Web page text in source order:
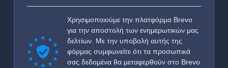
Χρησιμοποιούμε την πλατφόρμα Brevo
για την αποστολή των ενημερωτικών μας
δελτίων. Με την υποβολή αυτής της
φόρμας συμφωνείτε ότι τα προσωπικά
σας δεδομένα θα μεταφερθούν στο Brevo